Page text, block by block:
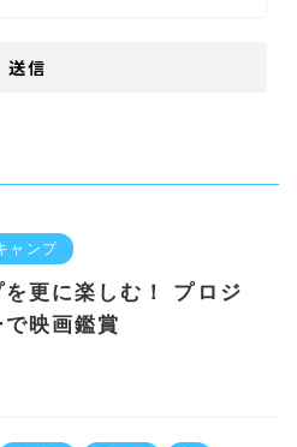
ャンプ
を更に楽しむ！ プロジ
で映画鑑賞